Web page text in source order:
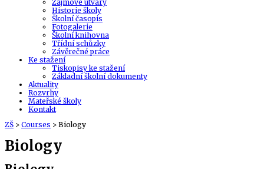
Zájmové útvary
Historie školy
Školní časopis
Fotogalerie
Školní knihovna
Třídní schůzky
Závěrečné práce
Ke stažení
Tiskopisy ke stažení
Základní školní dokumenty
Aktuality
Rozvrhy
Mateřské školy
Kontakt
ZŠ > Courses > Biology
Biology